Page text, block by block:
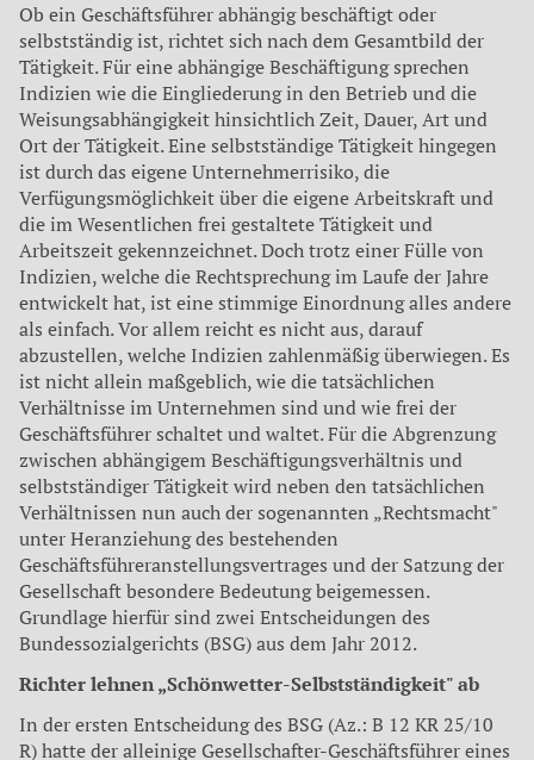
Ob ein Geschäftsführer abhängig beschäftigt oder
selbstständig ist, richtet sich nach dem Gesamtbild der
Tätigkeit. Für eine abhängige Beschäftigung sprechen
Indizien wie die Eingliederung in den Betrieb und die
Weisungsabhängigkeit hinsichtlich Zeit, Dauer, Art und
Ort der Tätigkeit. Eine selbstständige Tätigkeit hingegen
ist durch das eigene Unternehmerrisiko, die
Verfügungsmöglichkeit über die eigene Arbeitskraft und
die im Wesentlichen frei gestaltete Tätigkeit und
Arbeitszeit gekennzeichnet. Doch trotz einer Fülle von
Indizien, welche die Rechtsprechung im Laufe der Jahre
entwickelt hat, ist eine stimmige Einordnung alles andere
als einfach. Vor allem reicht es nicht aus, darauf
abzustellen, welche Indizien zahlenmäßig überwiegen. Es
ist nicht allein maßgeblich, wie die tatsächlichen
Verhältnisse im Unternehmen sind und wie frei der
Geschäftsführer schaltet und waltet. Für die Abgrenzung
zwischen abhängigem Beschäftigungsverhältnis und
selbstständiger Tätigkeit wird neben den tatsächlichen
Verhältnissen nun auch der sogenannten „Rechtsmacht"
unter Heranziehung des bestehenden
Geschäftsführeranstellungsvertrages und der Satzung der
Gesellschaft besondere Bedeutung beigemessen.
Grundlage hierfür sind zwei Entscheidungen des
Bundessozialgerichts (BSG) aus dem Jahr 2012.
Richter lehnen „Schönwetter-Selbstständigkeit" ab
In der ersten Entscheidung des BSG (Az.: B 12 KR 25/10
R) hatte der alleinige Gesellschafter-Geschäftsführer eines